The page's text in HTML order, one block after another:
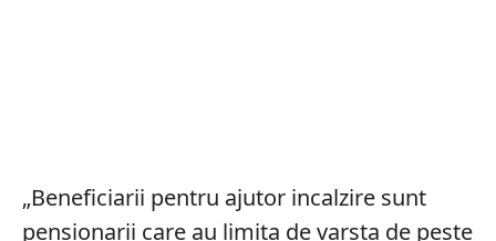
„Beneficiarii pentru ajutor incalzire sunt
pensionarii care au limita de varsta de peste